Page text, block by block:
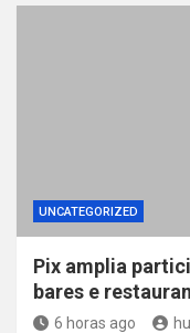
UNCATEGORIZED
Pix amplia
bares e
6 horas ago